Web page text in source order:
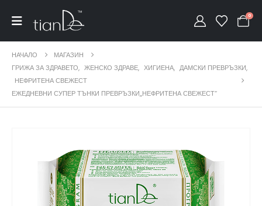
0
НАЧАЛО
МАГАЗИН
ГРИЖА ЗА ЗДРАВЕТО, ЖЕНСКО ЗДРАВЕ, ХИГИЕНА, ДАМСКИ ПРЕВРЪЗКИ,
НЕФРИТЕНА СВЕЖЕСТ
ЕЖЕДНЕВНИ СУПЕР ТЪНКИ ПРЕВРЪЗКИ,,НЕФРИТЕНА СВЕЖЕСТ“